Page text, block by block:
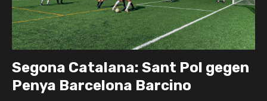
Segona Catalana: Sant Pol gegen
Penya Barcelona Barcino